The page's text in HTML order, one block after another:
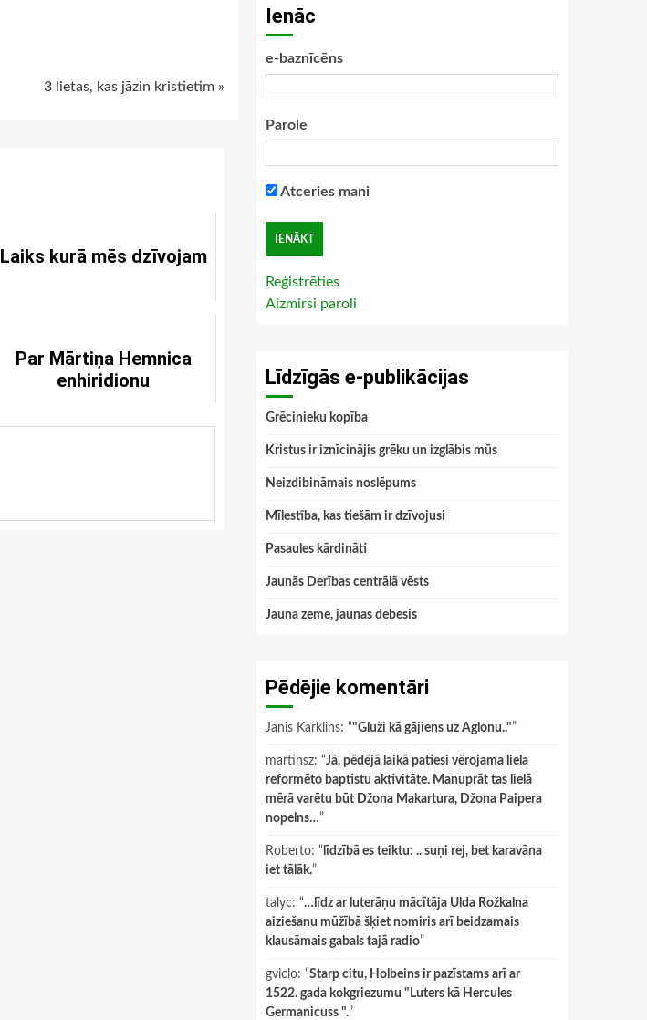
3 lietas, kas jāzin kristietim »
Laiks kurā mēs dzīvojam
Par Mārtiņa Hemnica
enhiridionu
Ienāc
e-baznīcēns
Parole
Atceries mani
Reģistrēties
Aizmirsi paroli
Līdzīgās e-publikācijas
Grēcinieku kopība
Kristus ir iznīcinājis grēku un izglābis mūs
Neizdibināmais noslēpums
Mīlestība, kas tiešām ir dzīvojusi
Pasaules kārdināti
Jaunās Derības centrālā vēsts
Jauna zeme, jaunas debesis
Pēdējie komentāri
Janis Karklins: “"Gluži kā gājiens uz Aglonu.."”
martinsz: “Jā, pēdējā laikā patiesi vērojama liela
reformēto baptistu aktivitāte. Manuprāt tas lielā
mērā varētu būt Džona Makartura, Džona Paipera
nopelns…”
Roberto: “ līdzībā es teiktu: .. suņi rej, bet karavāna
iet tālāk.”
talyc: “…līdz ar luterāņu mācītāja Ulda Rožkalna
aiziešanu mūžībā šķiet nomiris arī beidzamais
klausāmais gabals tajā radio”
gviclo: “Starp citu, Holbeins ir pazīstams arī ar
1522. gada kokgriezumu "Luters kā Hercules
Germanicuss ".”